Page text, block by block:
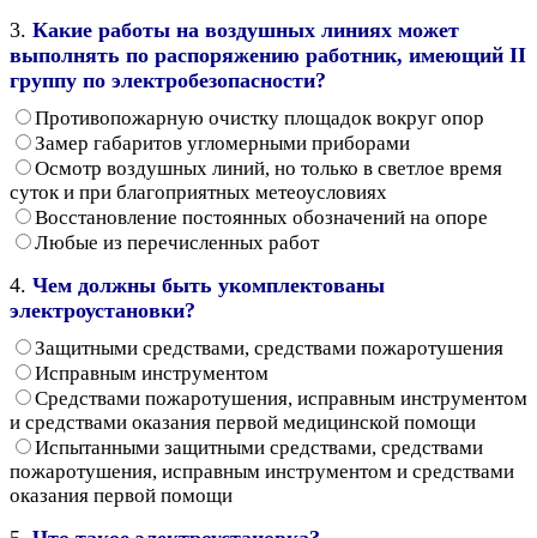
3. Какие работы на воздушных линиях может
выполнять по распоряжению работник, имеющий II
группу по электробезопасности?
Противопожарную очистку площадок вокруг опор
Замер габаритов угломерными приборами
Осмотр воздушных линий, но только в светлое время
суток и при благоприятных метеоусловиях
Восстановление постоянных обозначений на опоре
Любые из перечисленных работ
4. Чем должны быть укомплектованы
электроустановки?
Защитными средствами, средствами пожаротушения
Исправным инструментом
Средствами пожаротушения, исправным инструментом
и средствами оказания первой медицинской помощи
Испытанными защитными средствами, средствами
пожаротушения, исправным инструментом и средствами
оказания первой помощи